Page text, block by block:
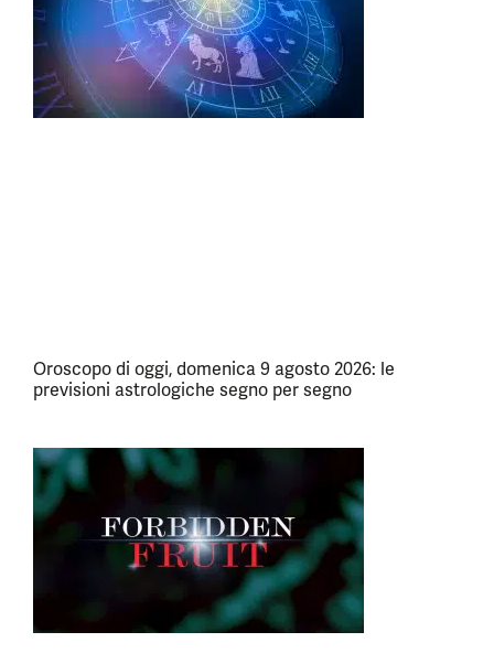
Oroscopo di oggi, domenica 9 agosto 2026: le
previsioni astrologiche segno per segno